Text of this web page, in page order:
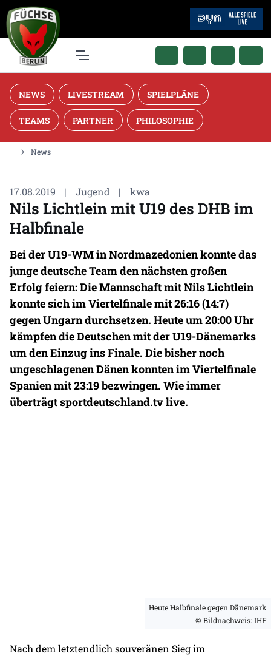
NEWS LIVESTREAM SPIELPLÄNE
TEAMS PARTNER PHILOSOPHIE
News
17.08.2019 | Jugend | kwa
Nils Lichtlein mit U19 des DHB im
Halbfinale
Bei der U19-WM in Nordmazedonien konnte das
junge deutsche Team den nächsten großen
Erfolg feiern: Die Mannschaft mit Nils Lichtlein
konnte sich im Viertelfinale mit 26:16 (14:7)
gegen Ungarn durchsetzen. Heute um 20:00 Uhr
kämpfen die Deutschen mit der U19-Dänemarks
um den Einzug ins Finale. Die bisher noch
ungeschlagenen Dänen konnten im Viertelfinale
Spanien mit 23:19 bezwingen. Wie immer
überträgt sportdeutschland.tv live.
Heute Halbfinale gegen Dänemark
© Bildnachweis: IHF
Nach dem letztendlich souveränen Sieg im